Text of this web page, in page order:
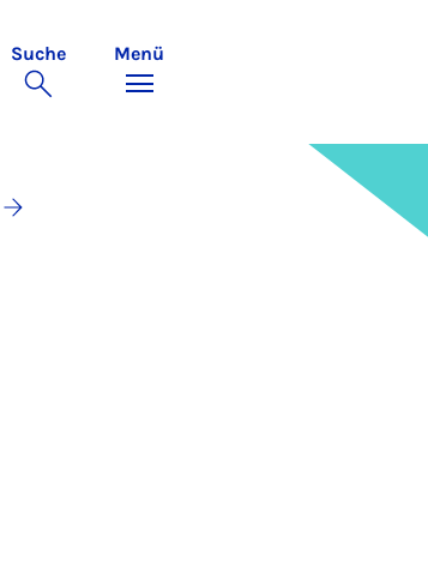
Suche Menü